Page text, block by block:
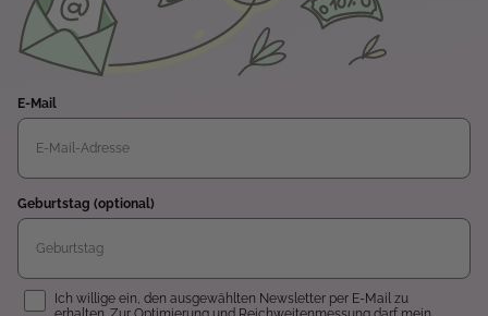
E-Mail
Geburtstag (optional)
Einwilligung
Ich willige ein, den ausgewählten Newsletter per E-Mail zu